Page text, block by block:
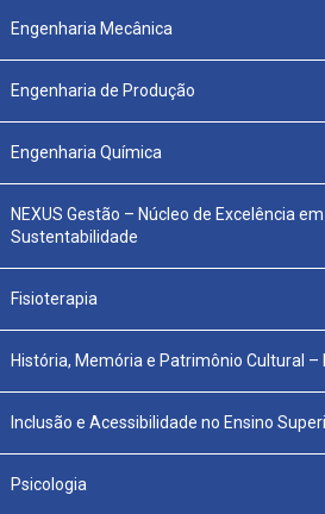
Engenharia Mecânica
Engenharia de Produção
Engenharia Química
NEXUS Gestão – Núcleo de Excelência
Sustentabilidade
Fisioterapia
História, Memória e Patrimônio Cultural –
Inclusão e Acessibilidade no Ensino
Psicologia